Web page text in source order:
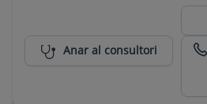
Anar al consultori